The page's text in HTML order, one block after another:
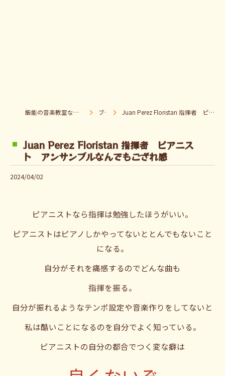
飯能の音楽教室なら音楽童クラブ Pパラダイス ブログ Juan Perez Floristan 指揮者 ピアニスト アンサンブルなんでもござれ感
Juan Perez Floristan 指揮者 ピアニス
ト アンサンブルなんでもござれ感
2024/04/02
ピアニストなら指揮は勉強したほうがいい。
ピアニストはピアノしかやってないととんでもないこと
になる。
自分がそれを痛感するのでどんな曲も
指揮を振る。
自分が振れるようなテンポ設定や音楽作りをしてないと
私は酷いことになるのを自分でよく知っている。
ピアニストの自分の都合でつく変な癖は